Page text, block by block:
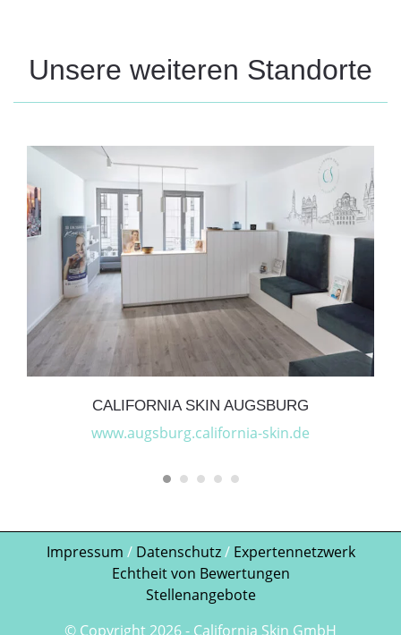
Unsere weiteren Standorte
CALIFORNIA SKIN AUGSBURG
www.augsburg.california-skin.de
Impressum / Datenschutz/ Expertennetzwerk
Echtheit von Bewertungen
Stellenangebote
© Copyright 2026- California Skin GmbH